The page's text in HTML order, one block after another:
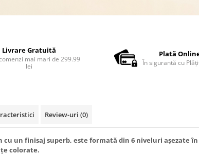
Livrare Gratuită
mai mari de 299.99
lei
Plată
În sigurantă cu
Review-uri (0)
cu un finisaj superb, este formată din 6 niveluri așezate în
colorate.